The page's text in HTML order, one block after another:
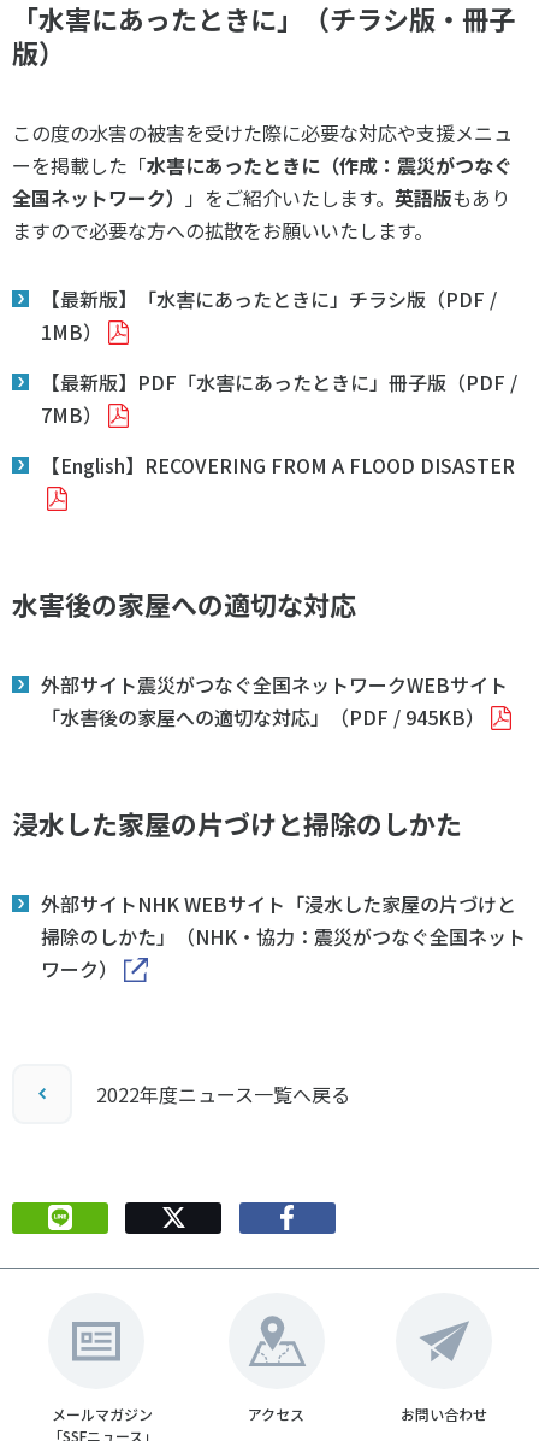
スポーツ 歴史の検証
スポーツ辞典
SSF BOOKS
「水害にあったときに」（チラシ版・冊子
版）
この度の水害の被害を受けた際に必要な対応や支援メニュ
ーを掲載した「水害にあったときに（作成：震災がつなぐ
全国ネットワーク）
」をご紹介いたします。 英語版もあり
ますので必要な方への拡散をお願いいたします。
【最新版】「水害にあったときに」チラシ版（PDF /
1MB）
【最新版】PDF「水害にあったときに」冊子版（PDF /
7MB）
【English】RECOVERING FROM A FLOOD DISASTER
水害後の家屋への適切な対応
外部サイト震災がつなぐ全国ネットワークWEBサイト
「水害後の家屋への適切な対応」（PDF / 945KB）
浸水した家屋の片づけと掃除のしかた
外部サイトNHK WEBサイト「浸水した家屋の片づけと
掃除のしかた」（NHK・協力：震災がつなぐ全国ネット
ワーク）
2022年度ニュース一覧へ戻る
メールマガジン
「SSFニュース」
アクセス お問い合わせ